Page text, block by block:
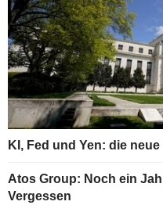
KI, Fed und Yen: die
Atos Group: Noch ein
Vergessen